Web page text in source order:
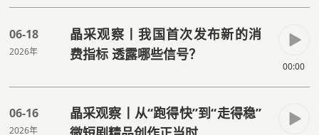
06-18
2026年
晶采观察丨我国首次发布新的消
费指标 透露哪些信号？
00:00
06-16
2026年
晶采观察丨从“跑得快”到“走得稳”